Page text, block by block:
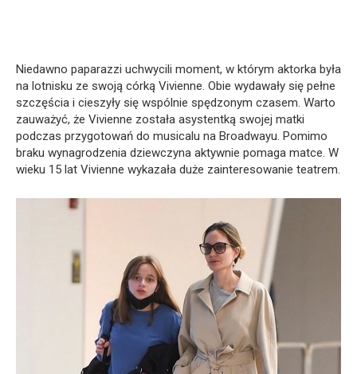
Niedawno paparazzi uchwycili moment, w którym aktorka była
na lotnisku ze swoją córką Vivienne. Obie wydawały się pełne
szczęścia i cieszyły się wspólnie spędzonym czasem. Warto
zauważyć, że Vivienne została asystentką swojej matki
podczas przygotowań do musicalu na Broadwayu. Pomimo
braku wynagrodzenia dziewczyna aktywnie pomaga matce. W
wieku 15 lat Vivienne wykazała duże zainteresowanie teatrem.